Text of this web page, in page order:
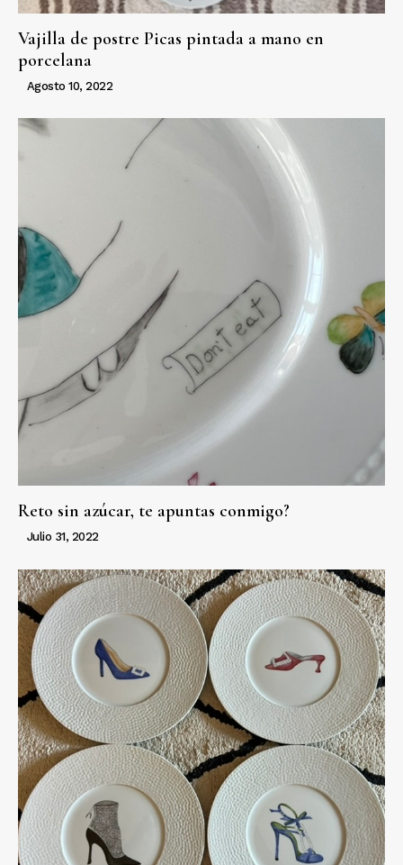
Vajilla de postre Picas pintada a mano en
porcelana
Agosto 10, 2022
Reto sin azúcar, te apuntas conmigo?
Julio 31, 2022